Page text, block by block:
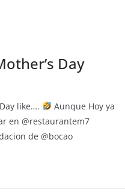
Day
like….
Aunque Hoy ya
en @restaurantem7
de @bocao